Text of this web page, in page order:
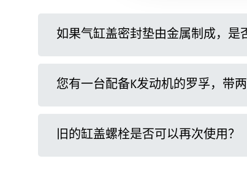
如果气缸盖密封垫由金属制成，是
您有一台配备K发动机的罗孚，带
旧的缸盖螺栓是否可以再次使用？